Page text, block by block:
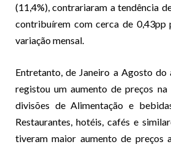
(11,4%), contrariaram a tendência
contribuírem com cerca de
variação mensal.
Entretanto, de Janeiro a Agosto do
registou um aumento de preços na
divisões de Alimentação e
Restaurantes, hotéis, cafés e
tiveram maior aumento de preços